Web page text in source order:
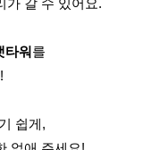
가 갈 수 있어요.
타워를
쉽게,